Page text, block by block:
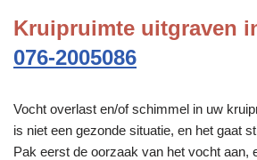
Kruipruimte uitgraven
076-2005086
Vocht overlast en/of schimmel in uw
is niet een gezonde situatie, en het gaat
Pak eerst de oorzaak van het vocht aan,